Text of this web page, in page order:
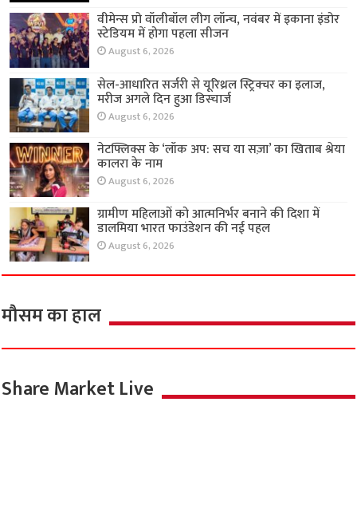
वीमेन्स प्रो वॉलीबॉल लीग लॉन्च, नवंबर में इकाना इंडोर
स्टेडियम में होगा पहला सीजन
August 6, 2026
सेल-आधारित सर्जरी से यूरिथ्रल स्ट्रिक्चर का इलाज,
मरीज अगले दिन हुआ डिस्चार्ज
August 6, 2026
नेटफ्लिक्स के ‘लॉक अप: सच या सज़ा’ का खिताब श्रेया
कालरा के नाम
August 6, 2026
ग्रामीण महिलाओं को आत्मनिर्भर बनाने की दिशा में
डालमिया भारत फाउंडेशन की नई पहल
August 6, 2026
मौसम का हाल
Share Market Live